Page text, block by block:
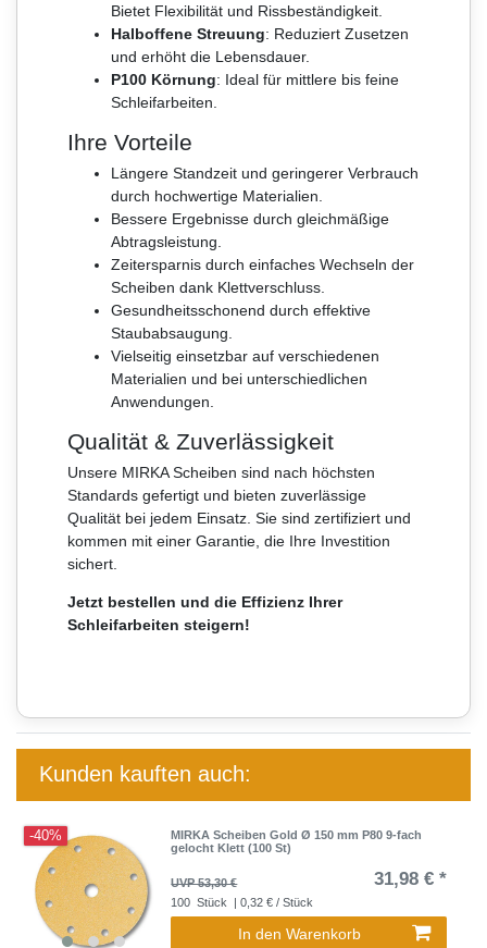
Bietet Flexibilität und Rissbeständigkeit.
Halboffene Streuung: Reduziert Zusetzen
und erhöht die Lebensdauer.
P100 Körnung: Ideal für mittlere bis feine
Schleifarbeiten.
Ihre Vorteile
Längere Standzeit und geringerer Verbrauch
durch hochwertige Materialien.
Bessere Ergebnisse durch gleichmäßige
Abtragsleistung.
Zeitersparnis durch einfaches Wechseln der
Scheiben dank Klettverschluss.
Gesundheitsschonend durch effektive
Staubabsaugung.
Vielseitig einsetzbar auf verschiedenen
Materialien und bei unterschiedlichen
Anwendungen.
Qualität & Zuverlässigkeit
Unsere MIRKA Scheiben sind nach höchsten
Standards gefertigt und bieten zuverlässige
Qualität bei jedem Einsatz. Sie sind zertifiziert und
kommen mit einer Garantie, die Ihre Investition
sichert.
Jetzt bestellen und die Effizienz Ihrer
Schleifarbeiten steigern!
Kunden kauften auch:
-40%
MIRKA Scheiben Gold Ø 150 mm P80 9-fach
gelocht Klett (100 St)
UVP 53,30 € 31,98 € *
100 Stück | 0,32 € / Stück
In den Warenkorb